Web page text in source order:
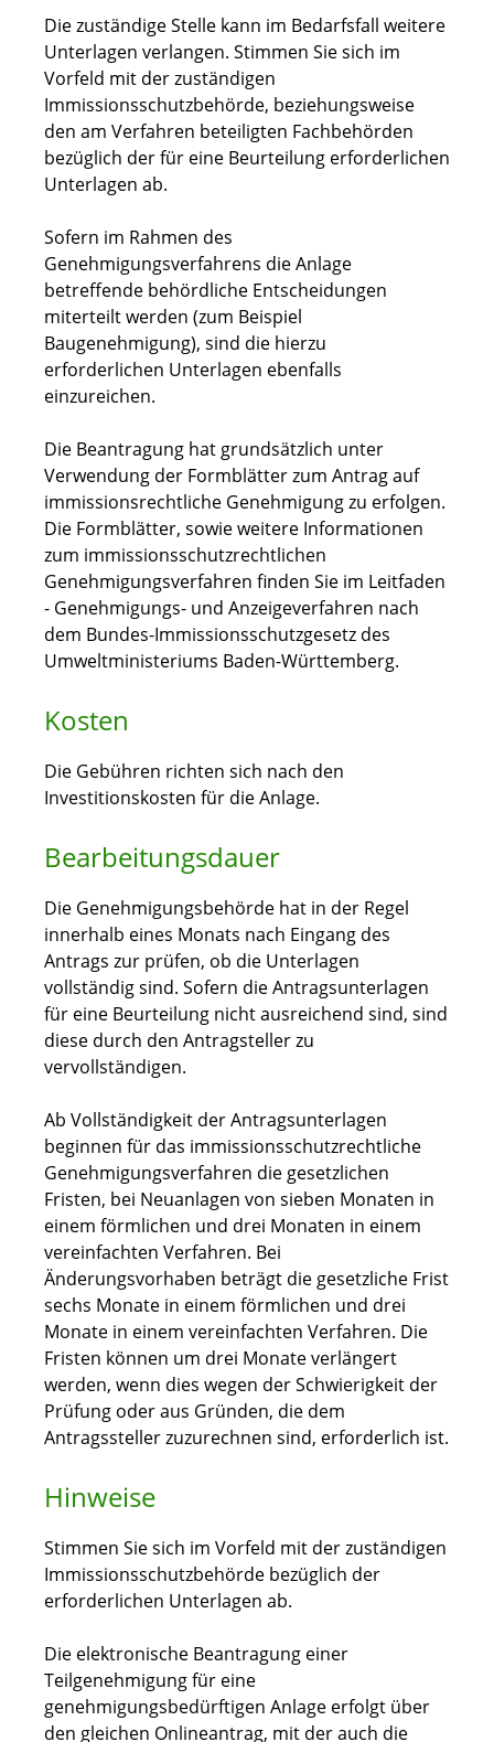
Die zuständige Stelle kann im Bedarfsfall weitere
Unterlagen verlangen. Stimmen Sie sich im
Vorfeld mit der zuständigen
Immissionsschutzbehörde, beziehungsweise
den am Verfahren beteiligten Fachbehörden
bezüglich der für eine Beurteilung erforderlichen
Unterlagen ab.
Sofern im Rahmen des
Genehmigungsverfahrens die Anlage
betreffende behördliche Entscheidungen
miterteilt werden (zum Beispiel
Baugenehmigung), sind die hierzu
erforderlichen Unterlagen ebenfalls
einzureichen.
Die Beantragung hat grundsätzlich unter
Verwendung der Formblätter zum Antrag auf
immissionsrechtliche Genehmigung zu erfolgen.
Die Formblätter, sowie weitere Informationen
zum immissionsschutzrechtlichen
Genehmigungsverfahren finden Sie im Leitfaden
- Genehmigungs- und Anzeigeverfahren nach
dem Bundes-Immissionsschutzgesetz des
Umweltministeriums Baden-Württemberg.
Kosten
Die Gebühren richten sich nach den
Investitionskosten für die Anlage.
Bearbeitungsdauer
Die Genehmigungsbehörde hat in der Regel
innerhalb eines Monats nach Eingang des
Antrags zur prüfen, ob die Unterlagen
vollständig sind. Sofern die Antragsunterlagen
für eine Beurteilung nicht ausreichend sind, sind
diese durch den Antragsteller zu
vervollständigen.
Ab Vollständigkeit der Antragsunterlagen
beginnen für das immissionsschutzrechtliche
Genehmigungsverfahren die gesetzlichen
Fristen, bei Neuanlagen von sieben Monaten in
einem förmlichen und drei Monaten in einem
vereinfachten Verfahren. Bei
Änderungsvorhaben beträgt die gesetzliche Frist
sechs Monate in einem förmlichen und drei
Monate in einem vereinfachten Verfahren. Die
Fristen können um drei Monate verlängert
werden, wenn dies wegen der Schwierigkeit der
Prüfung oder aus Gründen, die dem
Antragssteller zuzurechnen sind, erforderlich ist.
Hinweise
Stimmen Sie sich im Vorfeld mit der zuständigen
Immissionsschutzbehörde bezüglich der
erforderlichen Unterlagen ab.
Die elektronische Beantragung einer
Teilgenehmigung für eine
genehmigungsbedürftigen Anlage erfolgt über
den gleichen Onlineantrag, mit der auch die